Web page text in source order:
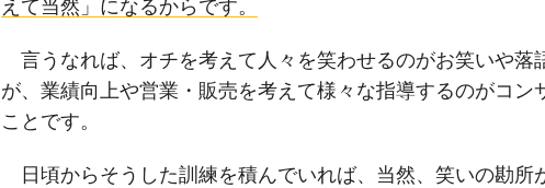
えて当然」になるからです。
言うなれば、オチを考えて人々を笑わせるのがお笑いや落
が、業績向上や営業・販売を考えて様々な指導するのがコン
ことです。
日頃からそうした訓練を積んでいれば、当然、笑いの勘所